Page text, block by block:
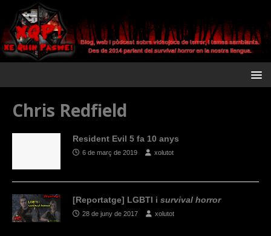
Chris Redfield
Resident Evil 5 fa 10 anys
6 de març de 2019 xolutot
[Reportatge] LGBTI i survival horror
28 de juny de 2017 xolutot